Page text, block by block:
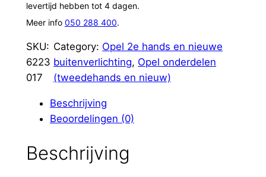
A
c
h
t
e
p
levertijd hebben tot 4 dagen.
Meer info 050 288 400.
SKU:
6223
017
Category: Opel 2e hands en nieuwe
buitenverlichting, Opel onderdelen
(tweedehands en nieuw)
Beschrijving
Beoordelingen (0)
Beschrijving